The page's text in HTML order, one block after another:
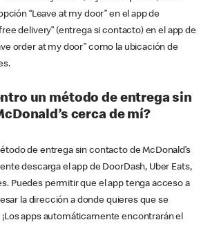
“Leave at my door” en el app de
delivery” (entrega si contacto) en el app de
order at my door” como la ubicación de
un método de entrega sin
cerca de mí?
de entrega sin contacto de McDonald’s
descarga el app de DoorDash, Uber Eats,
Puedes permitir que el app tenga acceso a
la dirección a donde quieres que se
apps automáticamente encontrarán el